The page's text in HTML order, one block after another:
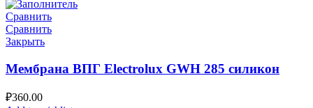
Сравнить
Сравнить
Закрыть
Мембрана ВПГ Electrolux GWH 285 силикон
₽360.00